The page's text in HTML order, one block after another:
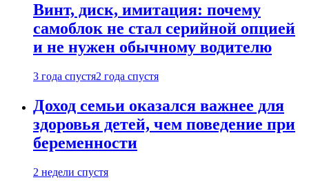
Винт, диск, имитация: почему
самоблок не стал серийной опцией
и не нужен обычному водителю
3 года спустя2 года спустя
Доход семьи оказался важнее для
здоровья детей, чем поведение при
беременности
2 недели спустя